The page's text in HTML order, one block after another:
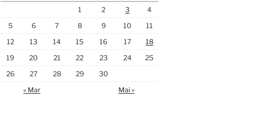
1 2 3
4
5
6 7 8 9 10
11
12
13 14 15 16 17
18
19
20 21 22 23 24
25
26
27 28 29
30
« Mar
Mai »